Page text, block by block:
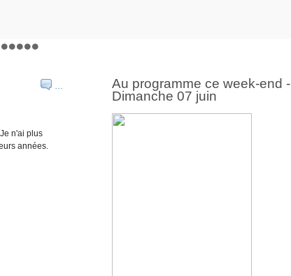
…
n'ai plus
années.
Au programme ce week-end -
Dimanche 07 juin